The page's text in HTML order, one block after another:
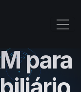
para